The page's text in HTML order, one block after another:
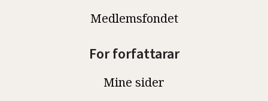
Medlemsfondet
For forfattarar
Mine sider